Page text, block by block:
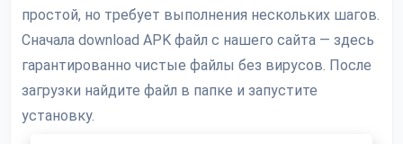
простой, но требует выполнения нескольких шагов.
Сначала download APK файл с нашего сайта — здесь
гарантированно чистые файлы без вирусов. После
загрузки найдите файл в папке и запустите
установку.